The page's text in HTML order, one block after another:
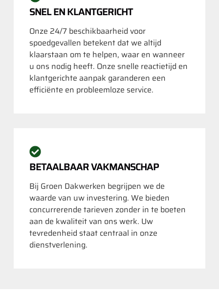
SNEL EN KLANTGERICHT
Onze 24/7 beschikbaarheid voor
spoedgevallen betekent dat we altijd
klaarstaan om te helpen, waar en wanneer
u ons nodig heeft. Onze snelle reactietijd en
klantgerichte aanpak garanderen een
efficiënte en probleemloze service.
BETAALBAAR VAKMANSCHAP
Bij Groen Dakwerken begrijpen we de
waarde van uw investering. We bieden
concurrerende tarieven zonder in te boeten
aan de kwaliteit van ons werk. Uw
tevredenheid staat centraal in onze
dienstverlening.